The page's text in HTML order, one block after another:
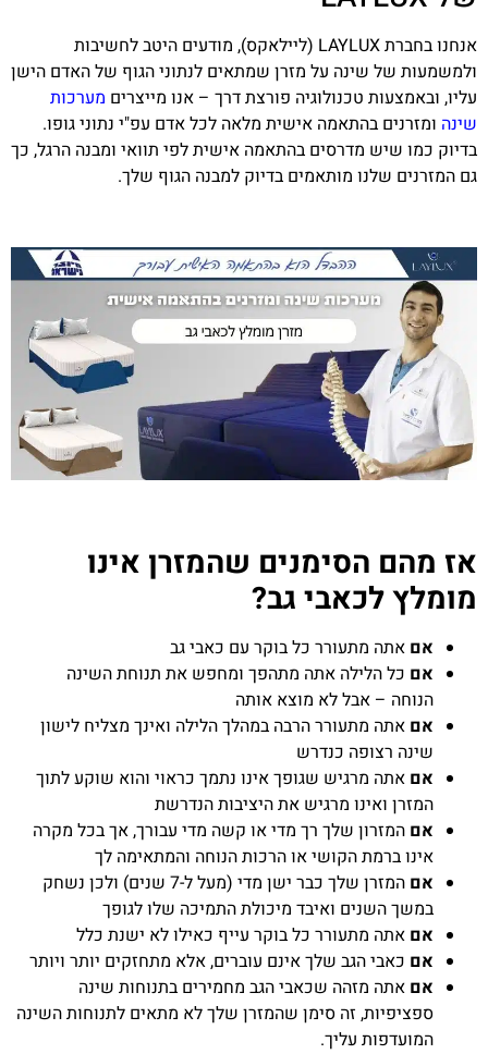
אנחנו בחברת LAYLUX (ליילאקס), מודעים היטב לחשיבות
ולמשמעות של שינה על מזרן שמתאים לנתוני הגוף של האדם הישן
עליו, ובאמצעות טכנולוגיה פורצת דרך – אנו מייצרים מערכות
שינה ומזרנים בהתאמה אישית מלאה לכל אדם עפ"י נתוני גופו.
בדיוק כמו שיש מדרסים בהתאמה אישית לפי תוואי ומבנה הרגל, כך
גם המזרנים שלנו מותאמים בדיוק למבנה הגוף שלך.
אז מהם הסימנים שהמזרן אינו
מומלץ לכאבי גב?
אם אתה מתעורר כל בוקר עם כאבי גב
אם כל הלילה אתה מתהפך ומחפש את תנוחת השינה
הנוחה – אבל לא מוצא אותה
אם אתה מתעורר הרבה במהלך הלילה ואינך מצליח לישון
שינה רצופה כנדרש
אם אתה מרגיש שגופך אינו נתמך כראוי והוא שוקע לתוך
המזרן ואינו מרגיש את היציבות הנדרשת
אם המזרון שלך רך מדי או קשה מדי עבורך, אך בכל מקרה
אינו ברמת הקושי או הרכות הנוחה והמתאימה לך
אם
המזרן שלך כבר ישן מדי (מעל ל-7 שנים) ולכן נשחק
במשך השנים ואיבד מיכולת התמיכה שלו לגופך
אם אתה מתעורר כל בוקר עייף כאילו לא ישנת כלל
אם כאבי הגב שלך אינם עוברים, אלא מתחזקים יותר ויותר
אם אתה מזהה שכאבי הגב מחמירים בתנוחות שינה
ספציפיות, זה סימן שהמזרן שלך לא מתאים לתנוחות השינה
המועדפות עליך.